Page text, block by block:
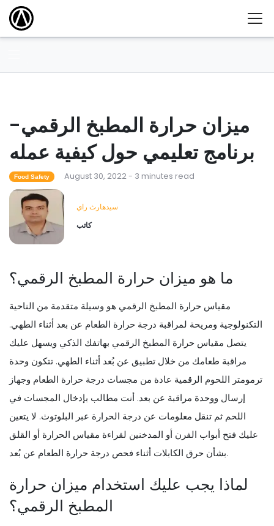
ميزان حرارة المطبخ الرقمي-
برنامج تعليمي حول كيفية عمله
Food Safety August 30, 2022 - 3 minutes read
سيدهارث راي
كاتب
ما هو ميزان حرارة المطبخ الرقمي؟
مقياس حرارة المطبخ الرقمي هو وسيلة متقدمة من الناحية
التكنولوجية ومريحة لمراقبة درجة حرارة الطعام عن بعد أثناء الطهي.
يتصل مقياس حرارة المطبخ الرقمي بهاتفك الذكي ويسهل عليك
مراقبة طعامك من خلال تطبيق عن بُعد أثناء الطهي. تتكون وحدة
ترمومتر اللحوم الرقمية عادة من مجسات درجة حرارة الطعام وجهاز
إرسال ووحدة مراقبة عن بعد. أنت مطالب بإدخال المجسات في
اللحم ثم تنقل معلومات عن درجة الحرارة عبر البلوتوث. لا يتعين
عليك فتح أبواب الفرن أو المدخنين لقراءة مقياس الحرارة أو القلق
بشأن حرق الكابلات أثناء فحص درجة حرارة الطعام عن بُعد.
لماذا يجب عليك استخدام ميزان حرارة
المطبخ الرقمي؟